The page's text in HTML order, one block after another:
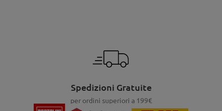
Spedizioni Gratuite
per ordini superiori a 199€